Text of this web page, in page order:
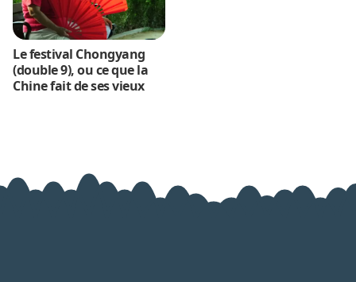
Le festival Chongyang
(double 9), ou ce que la
Chine fait de ses vieux